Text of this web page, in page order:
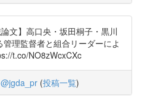
文】高口央・坂田桐子・黒川
理監督者と組合リーダーによ
t.co/NO8zWcxCXc
@jgda_pr (投稿一覧)